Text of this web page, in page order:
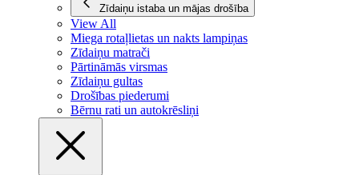
Zīdaiņu istaba un mājas drošība
View All
Miega rotaļlietas un nakts lampiņas
Zīdaiņu matrači
Pārtināmās virsmas
Zīdaiņu gultas
Drošības piederumi
Bērnu rati un autokrēsliņi